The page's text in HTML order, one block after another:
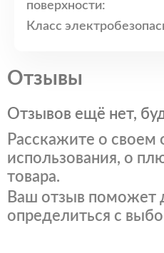
поверхности:
Класс
Отзывы
Отзывов ещё нет,
Расскажите о своем
использования, о
товара.
Ваш отзыв поможет
определиться с